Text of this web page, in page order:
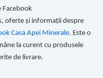
Facebook
oferte și informații despre
Casa Apei Minerale. Este o
la curent cu produsele
de livrare.